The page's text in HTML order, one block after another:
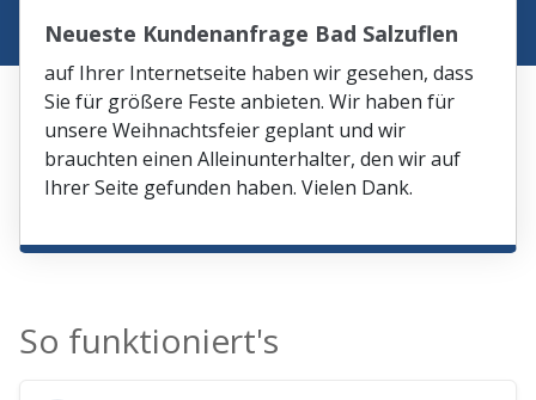
Neueste Kundenanfrage Bad Salzuflen
auf Ihrer Internetseite haben wir gesehen, dass
Sie für größere Feste anbieten. Wir haben für
unsere Weihnachtsfeier geplant und wir
brauchten einen Alleinunterhalter, den wir auf
Ihrer Seite gefunden haben. Vielen Dank.
So funktioniert's